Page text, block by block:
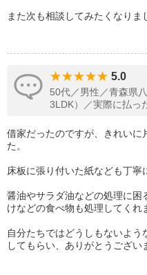
また次も相談してみたくなりま
5.0
50代／男性／青森県
3LDK）／実際に払っ
借家だったのですが、きれいに
た。
床板に張り付いた紙なども丁寧
醤油やサラダ油などの処理に
けなどの食べ物も処理してくれ
自分たちではどうしもないよ
してもらい、ありがとうござい